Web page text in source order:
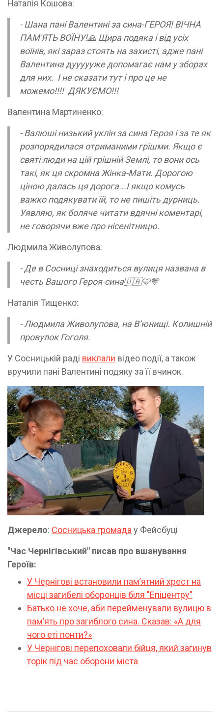
Наталія Кошова:
- Шана пані Валентині за сина-ГЕРОЯ! ВІЧНА
ПАМ'ЯТЬ ВОЇНУ!🙏 Щира подяка і від усіх
воїнів, які зараз стоять на захисті, адже пані
Валентина дуууууже допомагає нам у зборах
для них. І не сказати тут і про це не
можемо!!!! ДЯКУЄМО!!!
Валентина Мартиненко:
- Валюші низький уклін за сина Героя і за те як
розпорядилася отриманими грішми. Якщо є
святі люди на цій грішній Землі, то вони ось
такі, як ця скромна Жінка-Мати. Дорогою
ціною далась ця дорога...І якщо комусь
важко подякувати їй, то не пишіть дурниць.
Уявляю, як боляче читати вдячні коментарі,
не говорячи вже про нісенітницю.
Людмила Живолупова:
- Де в Сосниці знаходиться вулиця названа в
честь Вашого Героя-сина🇺🇦🩵💛
Наталія Тищенко:
- Людмила Живолупова, на Вʼюнищі. Колишній
провулок Гоголя.
У Сосницькій раді виклали відео події, а також
вручили пані Валентині подяку за її вчинок.
Джерело: Сосницька громада у Фейсбуці
"Час Чернігівський" писав про вшанування
Героїв:
У Чернігові встановили памʼятний хрест на
місці загибелі оборонців біля "Епіцентру"
Батько не хоче, аби перейменували вулицю в
пам’ять про загиблого сина. Сказав: «А для
чого еті понти?»
У Чернігові перепоховали бійця, який загинув
торік під час оборони міста